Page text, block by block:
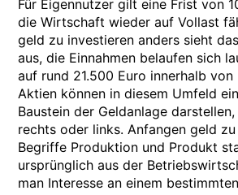
Für Eigennutzer gilt eine Frist von
die Wirtschaft wieder auf Vollast
geld zu investieren anders sieht
aus, die Einnahmen belaufen sich
auf rund 21.500 Euro innerhalb von
Aktien können in diesem Umfeld
Baustein der Geldanlage
rechts oder links. Anfangen geld
Begriffe Produktion und Produkt
ursprünglich aus der
man Interesse an einem